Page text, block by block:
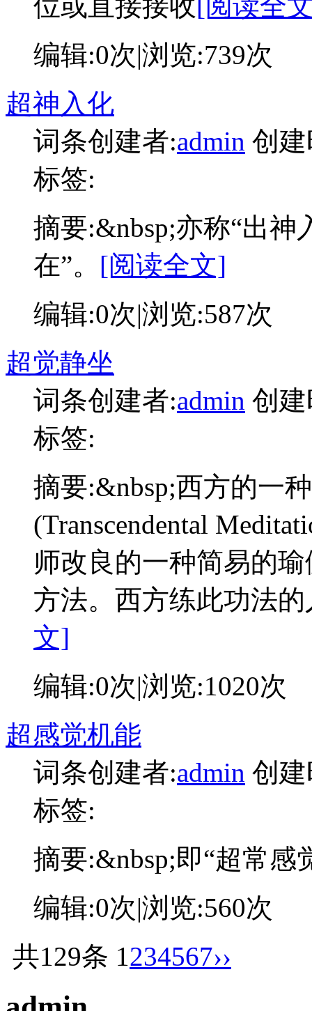
编辑:0次|浏览:739次
超神入化
词条创建者:admin 创
标签:
摘要:&nbsp;亦称“出神
在”。 [阅读全文]
编辑:0次|浏览:587次
超觉静坐
词条创建者:admin 创
标签:
摘要:&nbsp;西方的一
(Transcendental
师改良的一种简易的
方法。西方练此功法
文]
编辑:0次|浏览:1020次
超感觉机能
词条创建者:admin 创
标签:
摘要:&nbsp;即“超常感
编辑:0次|浏览:560次
共129条 1234567››